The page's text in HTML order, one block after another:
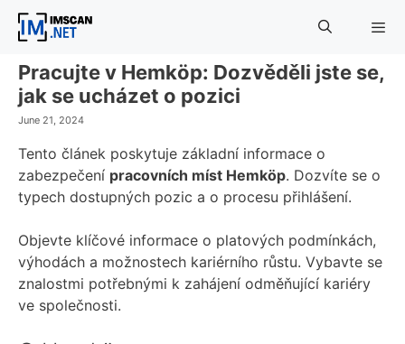
Skip
Menu
Pracujte v Hemköp: Dozvěděli jste se,
jak se ucházet o pozici
June 21, 2024
Tento článek poskytuje základní informace o
zabezpečení pracovních míst Hemköp. Dozvíte se o
typech dostupných pozic a o procesu přihlášení.
Objevte klíčové informace o platových podmínkách,
výhodách a možnostech kariérního růstu. Vybavte se
znalostmi potřebnými k zahájení odměňující kariéry
ve společnosti.